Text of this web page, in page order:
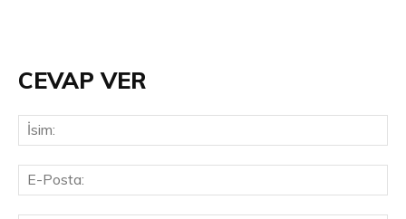
CEVAP VER